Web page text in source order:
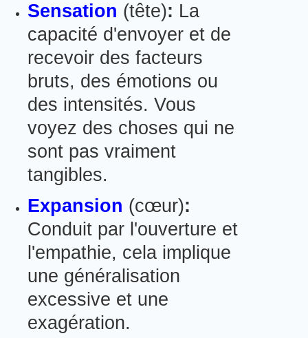
Sensation (tête): La
capacité d'envoyer et de
recevoir des facteurs
bruts, des émotions ou
des intensités. Vous
voyez des choses qui ne
sont pas vraiment
tangibles.
Expansion (cœur):
Conduit par l'ouverture et
l'empathie, cela implique
une généralisation
excessive et une
exagération.